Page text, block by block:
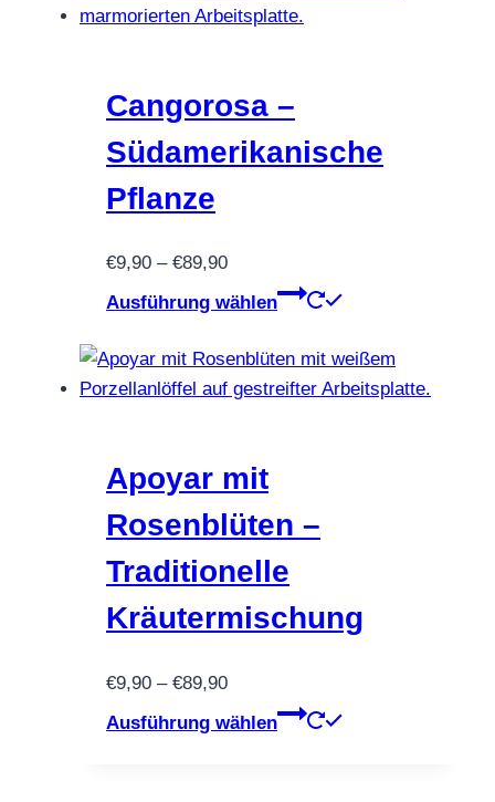
auf
Cangorosa –
Südamerikanische
Pflanze
€9,90 – €89,90Preisspanne:
€9,90
€89,90
Ausführung wählen
Dieses
weist
mehrere
Produktseite
Apoyar mit
Rosenblüten –
Traditionelle
Kräutermischung
€9,90 – €89,90Preisspanne:
€9,90
Ausführung wählen
Dieses